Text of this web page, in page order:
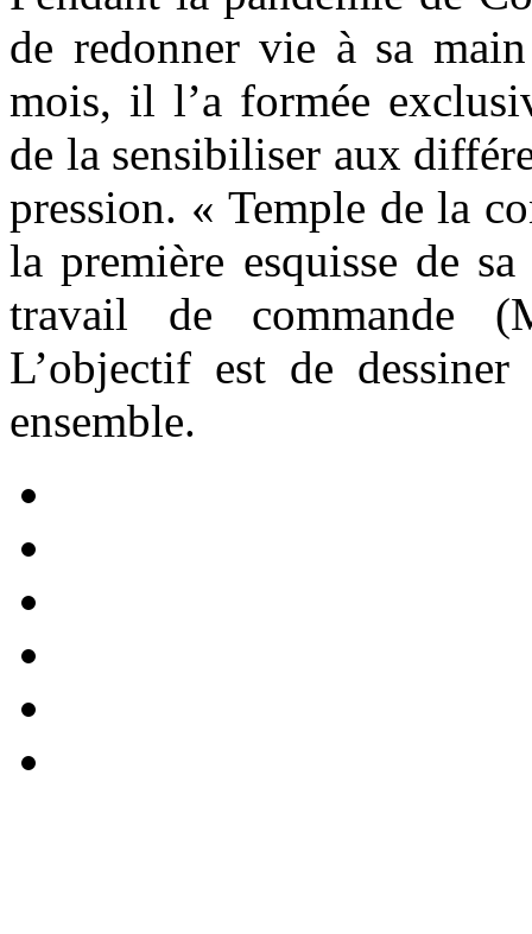
de redonner vie à sa
mois, il l’a formée
de la sensibiliser aux
pression. « Temple de la
la première esquisse de
travail de commande
L’objectif est de
ensemble.